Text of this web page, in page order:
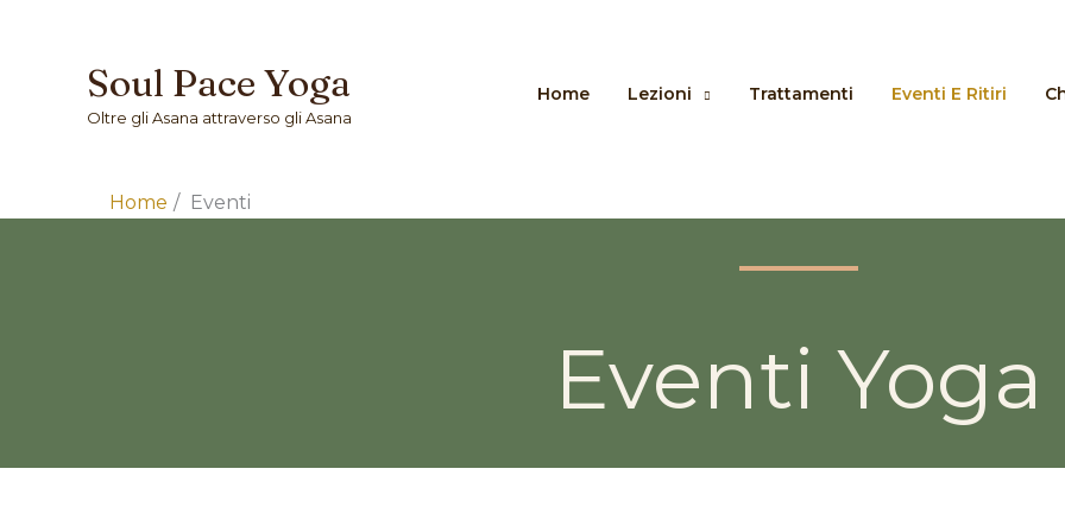
contenuto
Soul Pace Yoga
Oltre gli Asana attraverso gli Asana
Home Lezioni Trattamenti Eventi E Ritiri
Home Eventi
Eventi Yoga